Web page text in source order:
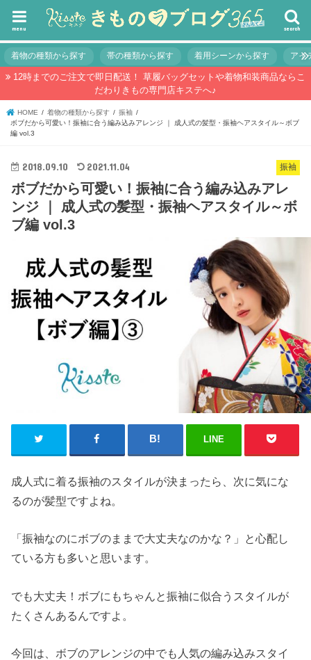
search
menu
着物の種類から探す 帯の種類から探す 着用シーンから探す アイ
12時までのご注文で即日配送！ 草履バッグセットや着物和装商品ならこ
だわりきもの専門店キステへ♪
HOME 着物の種類から探す
振袖
ボブだから可愛い！振袖に合う編み込みアレンジ ｜ 成人式の髪型・振袖ヘアスタイル～ボブ
編 vol.3
振袖
2018.09.10 2021.11.04
ボブだから可愛い！振袖に合う編み込みアレ
ンジ ｜ 成人式の髪型・振袖ヘアスタイル～ボ
ブ編 vol.3
LINE
成人式に着る振袖のスタイルが決まったら、次に気にな
るのが髪型ですよね。
「振袖なのにボブのままで大丈夫なのかな？」と心配し
ている方も多いと思います。
でも大丈夫！ボブにもちゃんと振袖に似合うスタイルが
たくさんあるんですよ。
今回は、ボブのアレンジの中でも人気の編み込みスタイ